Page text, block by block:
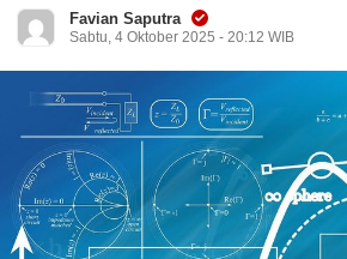
Favian Saputra
Sabtu, 4 Oktober 2025 - 20:12 WIB